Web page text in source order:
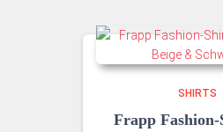
SHIRTS
Frapp